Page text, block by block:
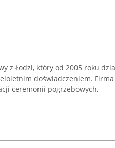
z Łodzi, który od 2005 roku
doświadczeniem. Firma
ceremonii pogrzebowych,